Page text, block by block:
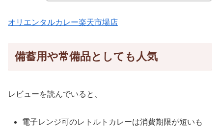
オリエンタルカレー楽天市場店
備蓄用や常備品としても人気
レビューを読んでいると、
電子レンジ可のレトルトカレーは消費期限が短いも